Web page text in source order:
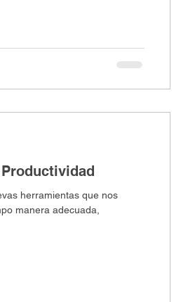
herramientas que nos